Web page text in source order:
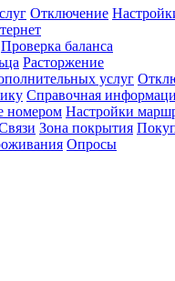
Отключение
Проверка баланса
Расторжение
услуг
Справочная
номером Настройки
Зона покрытия
Опросы